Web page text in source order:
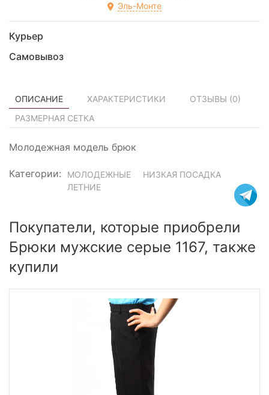
Эль-Монте
Курьер
Самовывоз
ОПИСАНИЕ ХАРАКТЕРИСТИКИ ОТЗЫВЫ (0)
РАЗМЕРНАЯ СЕТКА
Молодежная модель брюк
Категории: МОЛОДЕЖНЫЕ
НИЗКАЯ ПОСАДКА
ЛЕТНИЕ
Покупатели, которые приобрели
Брюки мужские серые 1167, также
купили